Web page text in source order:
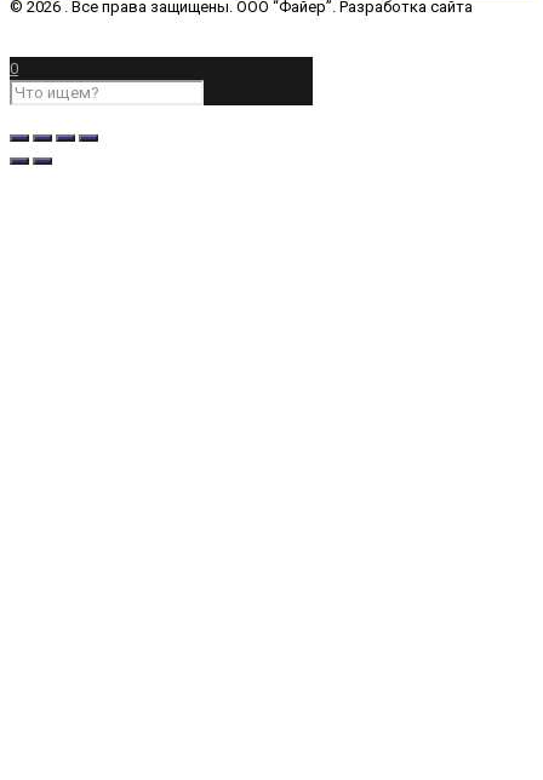
© 2026 . Все права защищены. ООО “Файер”. Разработка сайта
0